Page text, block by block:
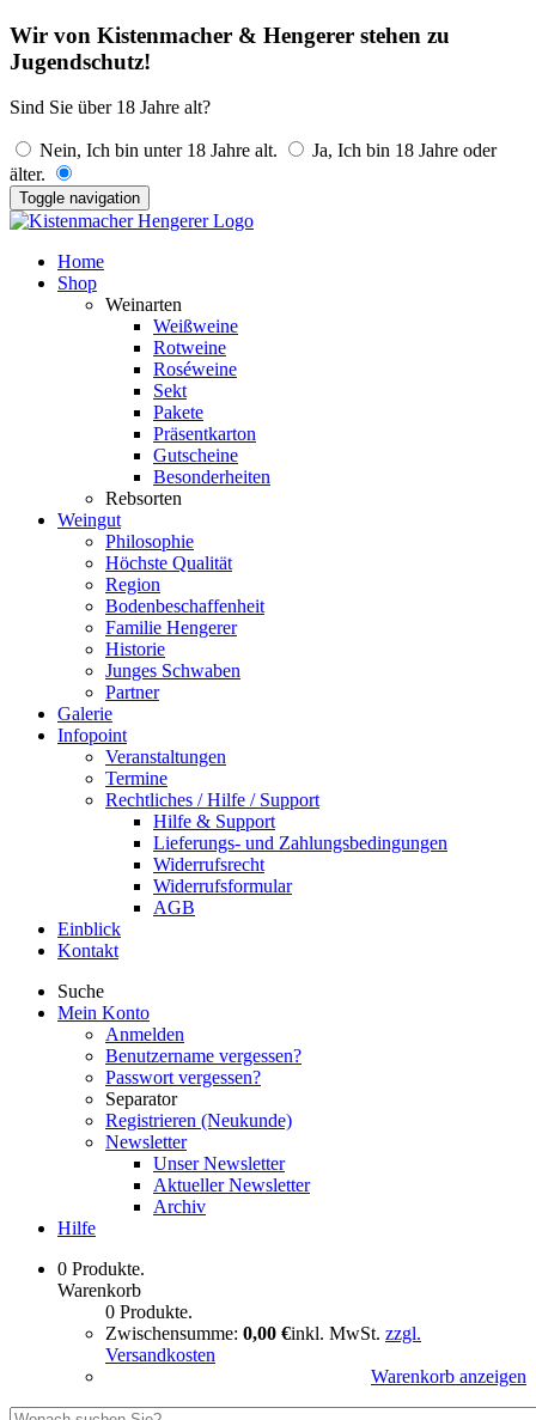
Wir von Kistenmacher & Hengerer stehen zu
Jugendschutz!
Sind Sie über 18 Jahre alt?
Nein, Ich bin unter 18 Jahre alt.
Ja, Ich bin 18 Jahre oder
älter.
Toggle navigation
Home
Shop
Weinarten
Weißweine
Rotweine
Roséweine
Sekt
Pakete
Präsentkarton
Gutscheine
Besonderheiten
Rebsorten
Weingut
Philosophie
Höchste Qualität
Region
Bodenbeschaffenheit
Familie Hengerer
Historie
Junges Schwaben
Partner
Galerie
Infopoint
Veranstaltungen
Termine
Rechtliches / Hilfe / Support
Hilfe & Support
Lieferungs- und Zahlungsbedingungen
Widerrufsrecht
Widerrufsformular
AGB
Einblick
Kontakt
Suche
Mein Konto
Anmelden
Benutzername vergessen?
Passwort vergessen?
Separator
Registrieren (Neukunde)
Newsletter
Unser Newsletter
Aktueller Newsletter
Archiv
Hilfe
0 Produkte.
Warenkorb
0 Produkte.
Zwischensumme: 0,00 €inkl. MwSt. zzgl.
Versandkosten
Warenkorb anzeigen